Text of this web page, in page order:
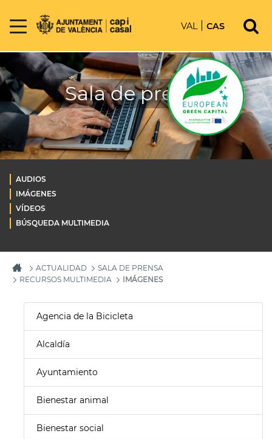
VAL CAS
Sala de prensa
AUDIOS
IMÁGENES
VÍDEOS
BÚSQUEDA MULTIMEDIA
ACTUALIDAD
SALA DE PRENSA
RECURSOS MULTIMEDIA
IMÁGENES
Agencia de la Bicicleta
Alcaldía
Ayuntamiento
Bienestar animal
Bienestar social